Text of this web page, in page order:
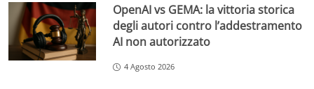
OpenAI vs GEMA: la vittoria storica
degli autori contro l’addestramento
AI non autorizzato
4 Agosto 2026